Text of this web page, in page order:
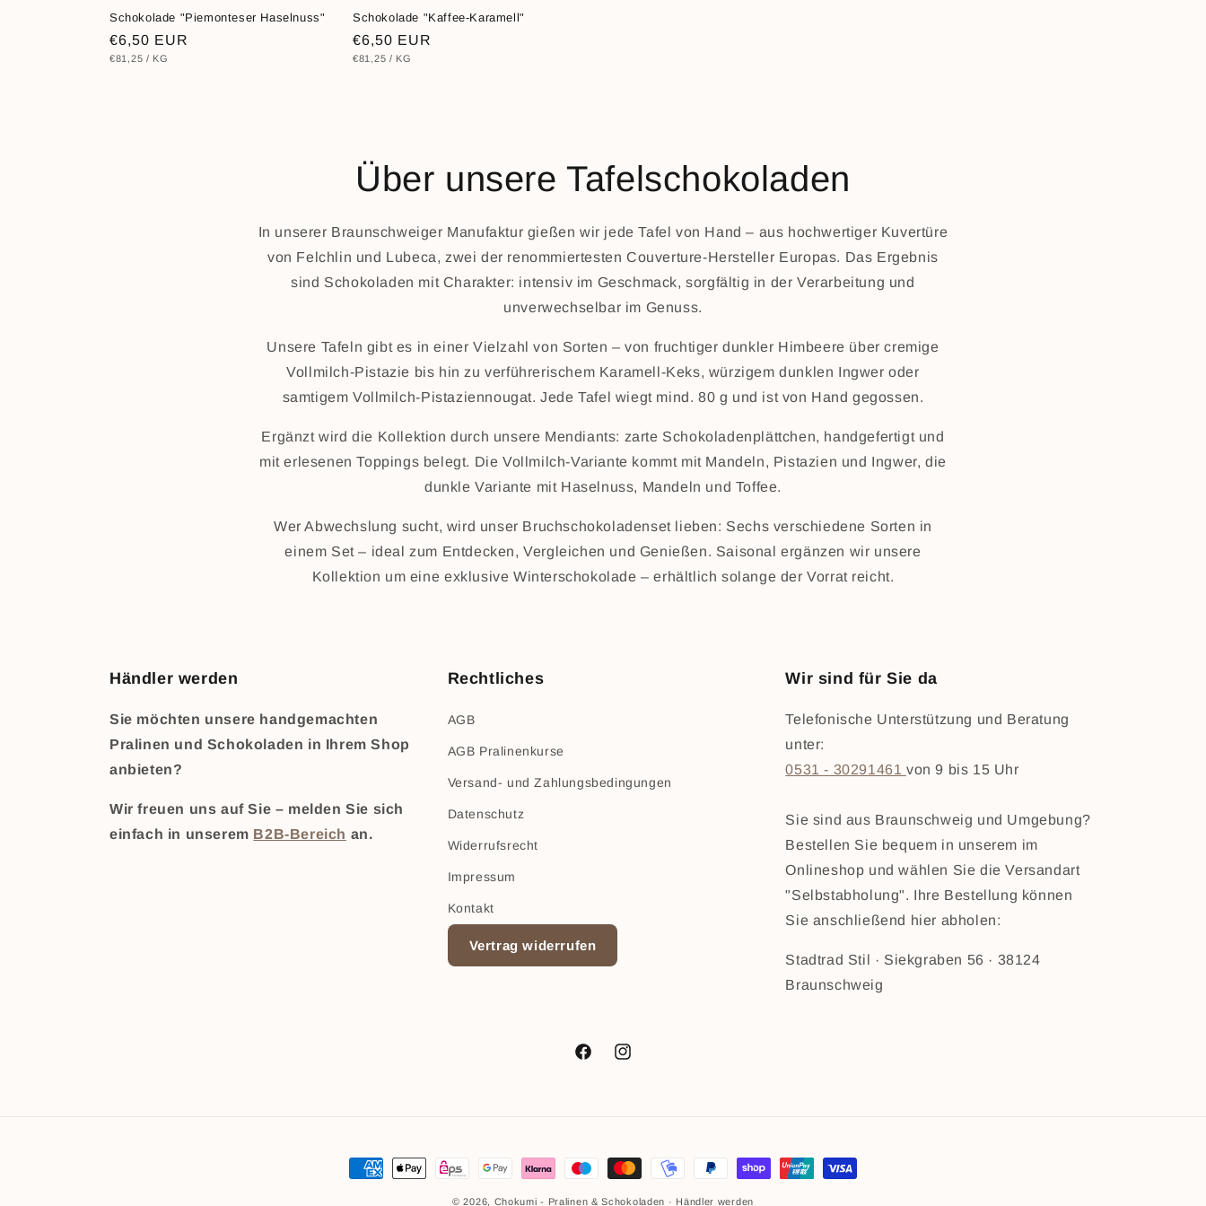
Schokolade "Piemonteser Haselnuss"
Normaler
Preis
€6,50 EUR
STÜCKPREIS
€81,25 / PRO
KG
Schokolade "Kaffee-Karamell"
Normaler
Preis
€6,50 EUR
STÜCKPREIS
€81,25 / PRO
KG
Über unsere Tafelschokoladen
In unserer Braunschweiger Manufaktur gießen wir jede Tafel von Hand – aus hochwertiger Kuvertüre
von Felchlin und Lubeca, zwei der renommiertesten Couverture-Hersteller Europas. Das Ergebnis
sind Schokoladen mit Charakter: intensiv im Geschmack, sorgfältig in der Verarbeitung und
unverwechselbar im Genuss.
Unsere Tafeln gibt es in einer Vielzahl von Sorten – von fruchtiger dunkler Himbeere über cremige
Vollmilch-Pistazie bis hin zu verführerischem Karamell-Keks, würzigem dunklen Ingwer oder
samtigem Vollmilch-Pistaziennougat. Jede Tafel wiegt mind. 80 g und ist von Hand gegossen.
Ergänzt wird die Kollektion durch unsere Mendiants: zarte Schokoladenplättchen, handgefertigt und
mit erlesenen Toppings belegt. Die Vollmilch-Variante kommt mit Mandeln, Pistazien und Ingwer, die
dunkle Variante mit Haselnuss, Mandeln und Toffee.
Wer Abwechslung sucht, wird unser Bruchschokoladenset lieben: Sechs verschiedene Sorten in
einem Set – ideal zum Entdecken, Vergleichen und Genießen. Saisonal ergänzen wir unsere
Kollektion um eine exklusive Winterschokolade – erhältlich solange der Vorrat reicht.
Händler werden
Sie möchten unsere handgemachten
Pralinen und Schokoladen in Ihrem Shop
anbieten?
Wir freuen uns auf Sie – melden Sie sich
einfach in unserem B2B-Bereich an.
Rechtliches
AGB
AGB Pralinenkurse
Versand- und Zahlungsbedingungen
Datenschutz
Widerrufsrecht
Impressum
Kontakt
Vertrag widerrufen
Wir sind für Sie da
Telefonische Unterstützung und Beratung
unter:
0531 - 30291461 von 9 bis 15 Uhr
Sie sind aus Braunschweig und Umgebung?
Bestellen Sie bequem in unserem im
Onlineshop und wählen Sie die Versandart
"Selbstabholung". Ihre Bestellung können
Sie anschließend hier abholen:
Stadtrad Stil · Siekgraben 56 · 38124
Braunschweig
FacebookInstagram
Zahlungsmethoden
© 2026, Chokumi - Pralinen & Schokoladen · Händler werden